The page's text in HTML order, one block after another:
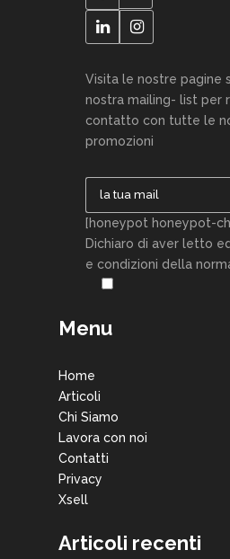
Visita le nostre pagine
nostra mailing- list per
contatto con tutte le
promozioni
[honeypot honeypot-
Dichiaro di aver letto
e condizioni della
Menu
Home
Articoli
Chi Siamo
Lavora con noi
Contatti
Privacy
Xsell
Articoli recenti